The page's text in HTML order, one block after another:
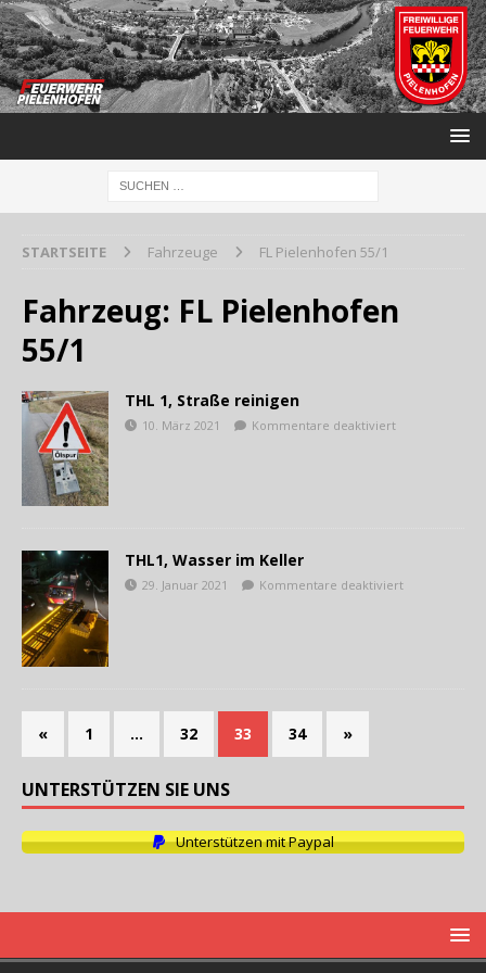
STARTSEITE Fahrzeuge FL Pielenhofen 55/1
Fahrzeug: FL Pielenhofen
55/1
THL 1, Straße reinigen
10. März 2021 Kommentare deaktiviert
THL1, Wasser im Keller
29. Januar 2021 Kommentare deaktiviert
« 1 … 32 33 34 »
UNTERSTÜTZEN SIE UNS
Unterstützen mit Paypal